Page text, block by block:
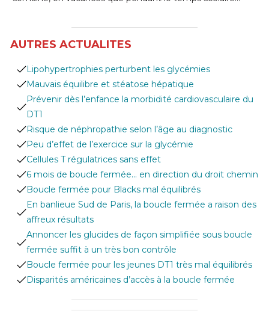
AUTRES ACTUALITES
Lipohypertrophies perturbent les glycémies
Mauvais équilibre et stéatose hépatique
Prévenir dès l’enfance la morbidité cardiovasculaire du
DT1
Risque de néphropathie selon l’âge au diagnostic
Peu d’effet de l’exercice sur la glycémie
Cellules T régulatrices sans effet
6 mois de boucle fermée… en direction du droit chemin
Boucle fermée pour Blacks mal équilibrés
En banlieue Sud de Paris, la boucle fermée a raison des
affreux résultats
Annoncer les glucides de façon simplifiée sous boucle
fermée suffit à un très bon contrôle
Boucle fermée pour les jeunes DT1 très mal équilibrés
Disparités américaines d’accès à la boucle fermée